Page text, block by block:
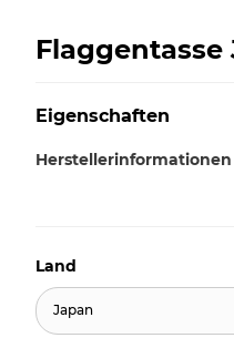
Flaggentasse
Eigenschaften
Herstellerinformationen
Land
Japan